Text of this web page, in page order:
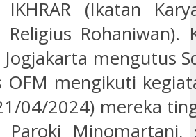
IKHRAR (Ikatan
Rohaniwan).
mengutus
OFM mengikuti
04/2024) mereka
Minomartani,